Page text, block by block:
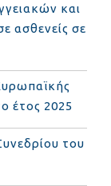
και
ασθενείς σε
έτος 2025
του